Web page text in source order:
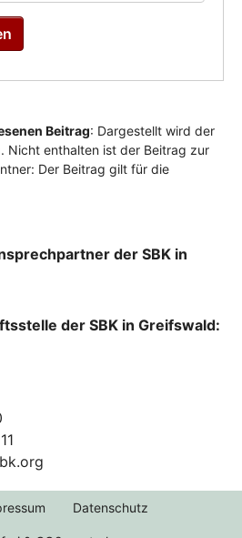
der SBK in
der SBK in Greifswald:
Datenschutz